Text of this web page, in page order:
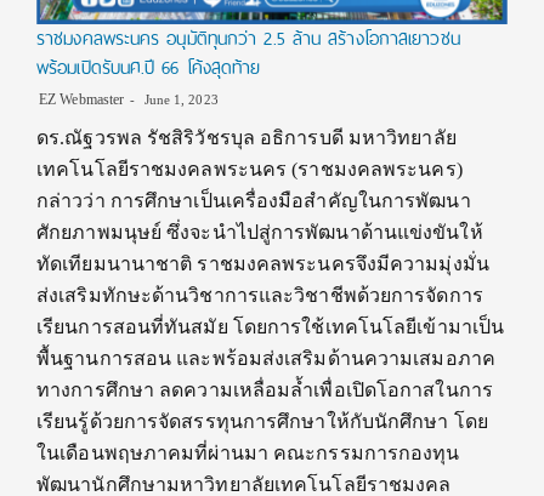
ราชมงคลพระนคร อนุมัติทุนกว่า 2.5 ล้าน สร้างโอกาสเยาวชน
พร้อมเปิดรับนศ.ปี 66 โค้งสุดท้าย
EZ Webmaster June 1, 2023
ดร.ณัฐวรพล รัชสิริวัชรบุล อธิการบดี มหาวิทยาลัย
เทคโนโลยีราชมงคลพระนคร (ราชมงคลพระนคร)
กล่าวว่า การศึกษาเป็นเครื่องมือสำคัญในการพัฒนา
ศักยภาพมนุษย์ ซึ่งจะนำไปสู่การพัฒนาด้านแข่งขันให้
ทัดเทียมนานาชาติ ราชมงคลพระนครจึงมีความมุ่งมั่น
ส่งเสริมทักษะด้านวิชาการและวิชาชีพด้วยการจัดการ
เรียนการสอนที่ทันสมัย โดยการใช้เทคโนโลยีเข้ามาเป็น
พื้นฐานการสอน และพร้อมส่งเสริมด้านความเสมอภาค
ทางการศึกษา ลดความเหลื่อมล้ำเพื่อเปิดโอกาสในการ
เรียนรู้ด้วยการจัดสรรทุนการศึกษาให้กับนักศึกษา โดย
ในเดือนพฤษภาคมที่ผ่านมา คณะกรรมการกองทุน
พัฒนานักศึกษามหาวิทยาลัยเทคโนโลยีราชมงคล